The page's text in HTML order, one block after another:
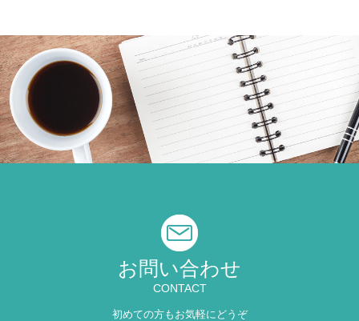
お問い合わせ
CONTACT
初めての方もお気軽にどうぞ